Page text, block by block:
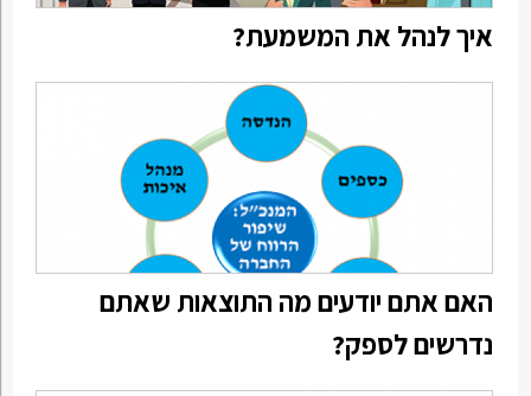
איך לנהל את המשמעת?
האם אתם יודעים מה התוצאות שאתם
נדרשים לספק?